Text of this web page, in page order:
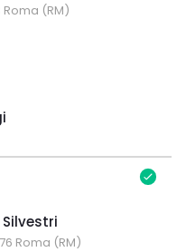
(RM)
Roma (RM)